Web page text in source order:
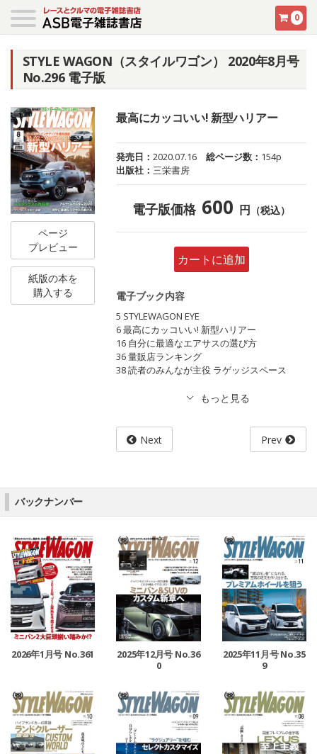
0
STYLE WAGON（スタイルワゴン） 2020年8月号
No.296 電子版
ページ
プレビュー
紙版の本を
購入する
最高にカッコいい! 新型ハリアー
発売日：2020.07.16 総ページ数： 154p
出版社：三栄書房
電子版価格 600 円 （税込）
カートに追加
電子ブック内容
5 STYLEWAGON EYE
6 最高にカッコいい! 新型ハリアー
16 自分に最適なエアサスの選び方
36 量販店ランキング
38 読者のみんなが主役 ラゲッジスペース
Next Prev
バックナンバー
2026年1月号 No.361
2025年12月号 No.36
0
2025年11月号 No.35
9